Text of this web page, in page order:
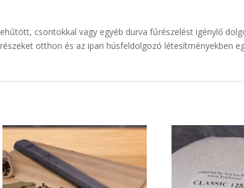
csontokkal vagy egyéb durva fűrészelést igénylő
otthon és az ipari húsfeldolgozó létesítményekben